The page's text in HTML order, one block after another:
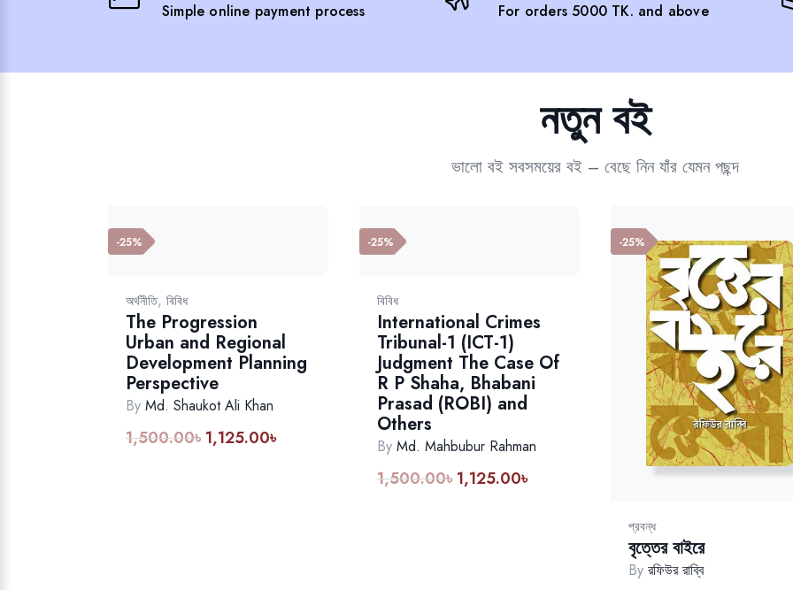
Simple online payment process For orders 5000 TK. and above
নতুন বই
ভালো বই সবসময়ের বই – বেছে নিন যাঁর যেমন পছন্দ
-25%
অর্থনীতি, বিবিধ
The Progression
Urban and Regional
Development Planning
Perspective
By Md. Shaukot Ali Khan
1,500.00৳ 1,125.00৳
-25%
বিবিধ
International Crimes
Tribunal-1 (ICT-1)
Judgment The Case Of
R P Shaha, Bhabani
Prasad (ROBI) and
Others
By Md. Mahbubur Rahman
1,500.00৳ 1,125.00৳
-25%
প্রবন্ধ
বৃত্তের বাইরে
By রফিউর রাব্বি